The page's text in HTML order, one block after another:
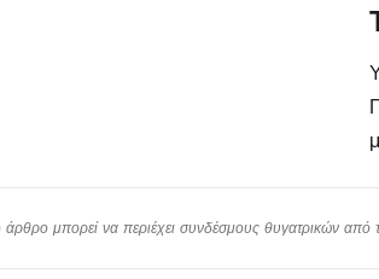
μπορεί να περιέχει συνδέσμους θυγατρικών από